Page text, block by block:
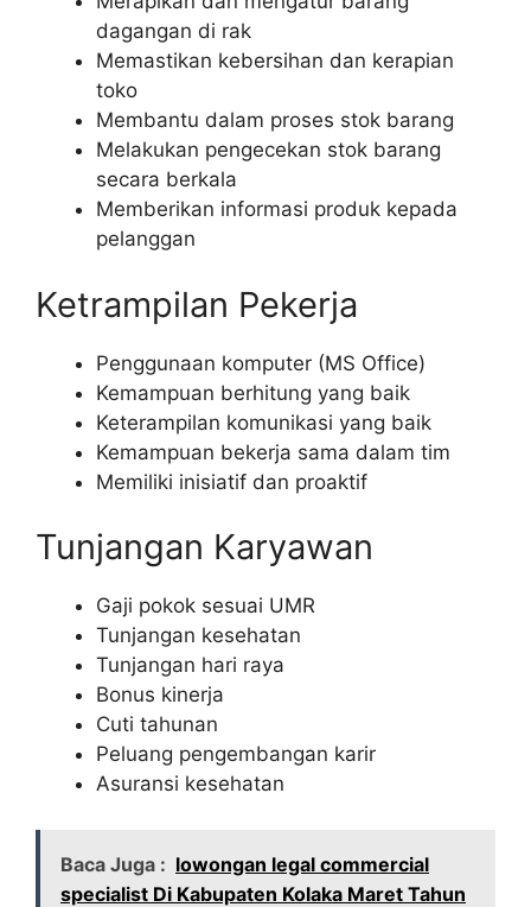
dagangan di rak
Memastikan kebersihan dan kerapian
toko
Membantu dalam proses stok barang
Melakukan pengecekan stok barang
secara berkala
Memberikan informasi produk kepada
pelanggan
Ketrampilan Pekerja
Penggunaan komputer (MS Office)
Kemampuan berhitung yang baik
Keterampilan komunikasi yang baik
Kemampuan bekerja sama dalam tim
Memiliki inisiatif dan proaktif
Tunjangan Karyawan
Gaji pokok sesuai UMR
Tunjangan kesehatan
Tunjangan hari raya
Bonus kinerja
Cuti tahunan
Peluang pengembangan karir
Asuransi kesehatan
Baca Juga : lowongan legal commercial
specialist Di Kabupaten Kolaka Maret Tahun